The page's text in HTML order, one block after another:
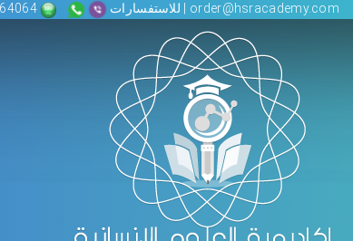
order@hsracademy.com | للاستفسارات 00966571664064